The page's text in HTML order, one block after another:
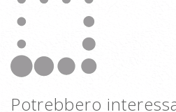
Potrebbero